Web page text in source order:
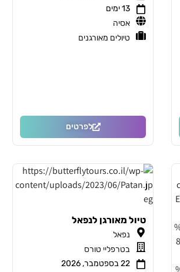
13 ימים
אסיה
טיולים מאורגנים
לפרטים
טיול מאורגן לנפאל
נפאל
בטרפליי טורס
22 בספטמבר, 2026